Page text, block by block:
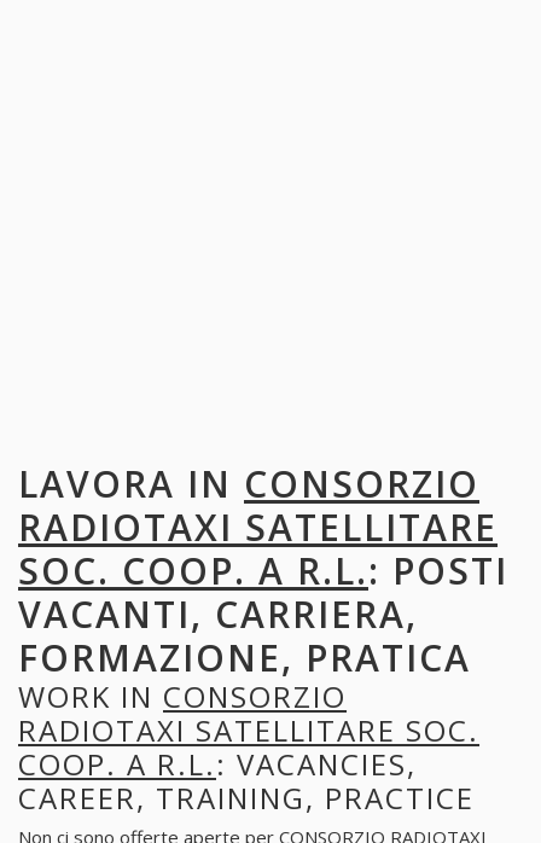
LAVORA IN CONSORZIO
RADIOTAXI SATELLITARE
SOC. COOP. A R.L.: POSTI
VACANTI, CARRIERA,
FORMAZIONE, PRATICA
WORK IN CONSORZIO
RADIOTAXI SATELLITARE SOC.
COOP. A R.L.: VACANCIES,
CAREER, TRAINING, PRACTICE
Non ci sono offerte aperte per CONSORZIO RADIOTAXI